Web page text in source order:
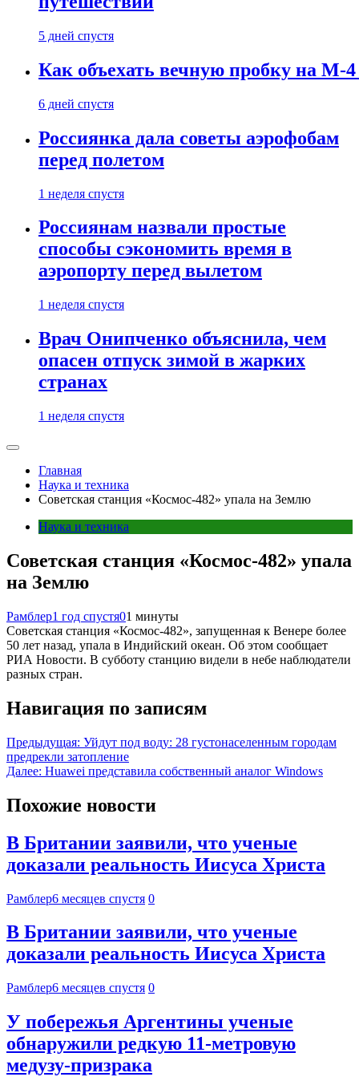
5 дней спустя
Как объехать вечную пробку на М-
6 дней спустя
Россиянка дала советы аэрофобам
перед полетом
1 неделя спустя
Россиянам назвали простые
способы сэкономить время в
аэропорту перед вылетом
1 неделя спустя
Врач Онипченко объяснила, чем
опасен отпуск зимой в жарких
странах
1 неделя спустя
Главная
Наука и техника
Советская станция «Космос-482» упала на Землю
Наука и техника
Советская станция «Космос-482» упала
на Землю
Рамблер1 год спустя01 минуты
Советская станция «Космос-482», запущенная к Венере более
50 лет назад, упала в Индийский океан. Об этом сообщает
РИА Новости. В субботу станцию видели в небе наблюдатели
разных стран.
Навигация по записям
Предыдущая: Уйдут под воду: 28 густонаселенным городам
предрекли затопление
Далее: Huawei представила собственный аналог Windows
Похожие новости
В Британии заявили, что ученые
доказали реальность Иисуса Христа
Рамблер6 месяцев спустя 0
В Британии заявили, что ученые
доказали реальность Иисуса Христа
Рамблер6 месяцев спустя 0
У побережья Аргентины ученые
обнаружили редкую 11-метровую
медузу-призрака